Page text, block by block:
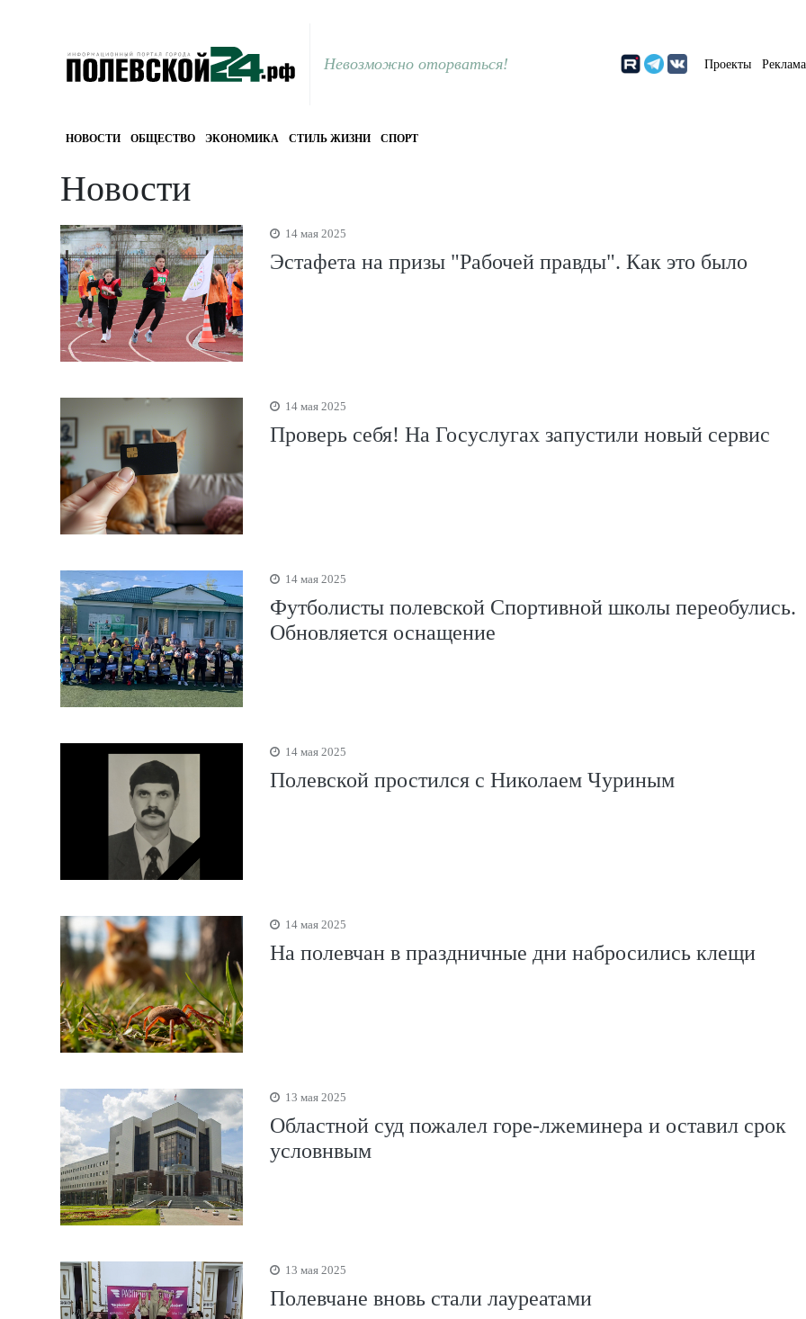
Невозможно оторваться! Проекты Реклама
НОВОСТИ ОБЩЕСТВО ЭКОНОМИКА СТИЛЬ ЖИЗНИ СПОРТ
Новости
14 мая 2025
Эстафета на призы "Рабочей правды". Как это было
14 мая 2025
Проверь себя! На Госуслугах запустили новый сервис
14 мая 2025
Футболисты полевской Спортивной школы переобулись.
Обновляется оснащение
14 мая 2025
Полевской простился с Николаем Чуриным
14 мая 2025
На полевчан в праздничные дни набросились клещи
13 мая 2025
Областной суд пожалел горе-лжеминера и оставил срок
условнвым
13 мая 2025
Полевчане вновь стали лауреатами